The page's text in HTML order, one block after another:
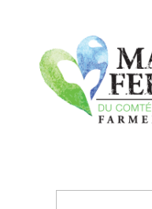
Rechercher :